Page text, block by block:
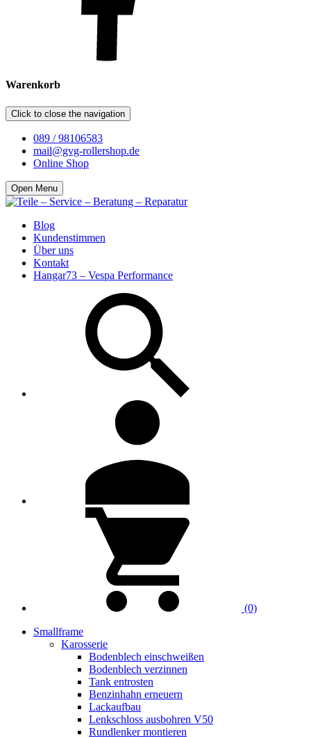
Warenkorb
Click to close the navigation
089 / 98106583
mail@gvg-rollershop.de
Online Shop
Open Menu
Blog
Kundenstimmen
Über uns
Kontakt
Hangar73 – Vespa Performance
(0)
Smallframe
Karosserie
Bodenblech einschweißen
Bodenblech verzinnen
Tank entrosten
Benzinhahn erneuern
Lackaufbau
Lenkschloss ausbohren V50
Rundlenker montieren